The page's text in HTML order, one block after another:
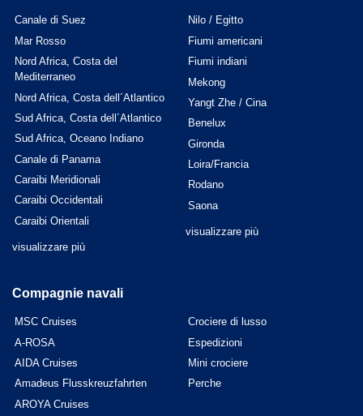
Canale di Suez
Mar Rosso
Nord Africa, Costa del
Mediterraneo
Nord Africa, Costa dell´Atlantico
Sud Africa, Costa dell´Atlantico
Sud Africa, Oceano Indiano
Canale di Panama
Caraibi Meridionali
Caraibi Occidentali
Caraibi Orientali
visualizzare più
Nilo / Egitto
Fiumi americani
Fiumi indiani
Mekong
Yangt Zhe / Cina
Benelux
Gironda
Loira/Francia
Rodano
Saona
visualizzare più
Compagnie navali
MSC Cruises
A-ROSA
AIDA Cruises
Amadeus Flusskreuzfahrten
AROYA Cruises
Crociere di lusso
Espedizioni
Mini crociere
Perche